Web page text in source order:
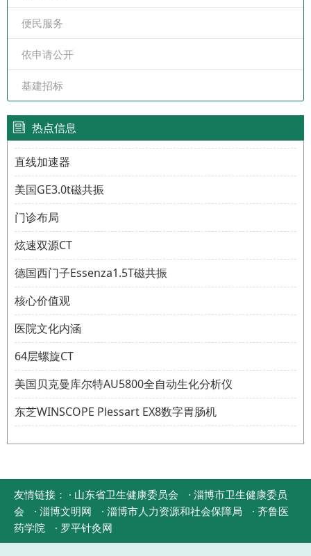
便民服务
依申请公开
基建招标
热点信息
直线加速器
美国GE3.0t磁共振
门诊布局
炫速双源CT
德国西门子Essenza1.5T磁共振
核心价值观
医院文化内涵
64层螺旋CT
美国贝克曼库尔特AU5800全自动生化分析仪
东芝WINSCOPE Plessart EX8数字胃肠机
友情链接： · 山东省卫生健康委员会
· 淄博市卫生健康委员
会
· 淄博文明网 · 淄博市人力资源和社会保障局
· 齐鲁医
药学院
· 罗平针灸网